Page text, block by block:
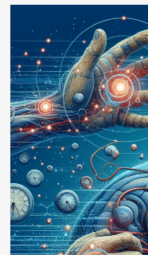
Descoperă
Secrete
Despre
Boala
Ficatului
Alcoolic